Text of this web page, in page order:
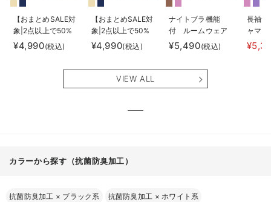
【おまとめSALE対
象|2点以上で50%
オフ】【防汚加
工】綿混やわらか
ェ マタニティ・
¥4,990(税込)
【おまとめSALE対
象|2点以上で50%
オフ】【防汚加
工】綿混やわらか
レアワンピース
マタニティ・産後
¥4,990(税込)
ナイトブラ機能
付 ルームウェア
にもなる授乳キャ
ミソール
¥5,490(税込)
長袖サ
ャマ
ェー
VIEW ALL
カラーから探す（抗菌防臭加工）
抗菌防臭加工 × ブラック系 抗菌防臭加工 ×ホワイト系